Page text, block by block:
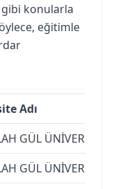
konularla
eğitimle
Adı
GÜL ÜNİVERSİTESİ
GÜL ÜNİVERSİTESİ